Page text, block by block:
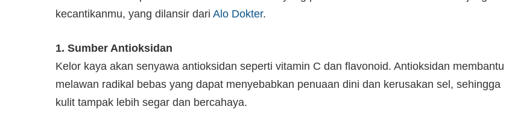
kecantikanmu, yang dilansir dari Alo Dokter.
1. Sumber Antioksidan
Kelor kaya akan senyawa antioksidan seperti vitamin C dan flavonoid. Antioksidan membantu
melawan radikal bebas yang dapat menyebabkan penuaan dini dan kerusakan sel, sehingga
kulit tampak lebih segar dan bercahaya.